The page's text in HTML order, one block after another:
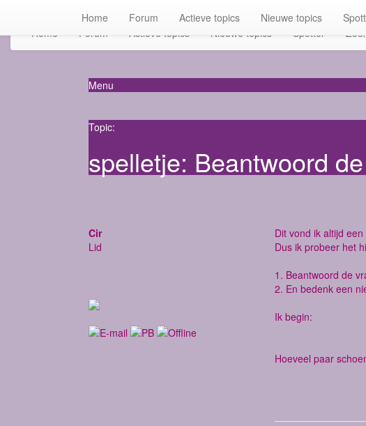
Home Forum Actieve topics Nieuwe topics Spotter
Home Forum Actieve topics Nieuwe topics
Menu
Topic:
spelletje: Beantwoord
Cir
Lid
Dit vond ik altijd
Dus ik probeer het
1. Beantwoord de
2. En bedenk een
Ik begin:
Hoeveel paar